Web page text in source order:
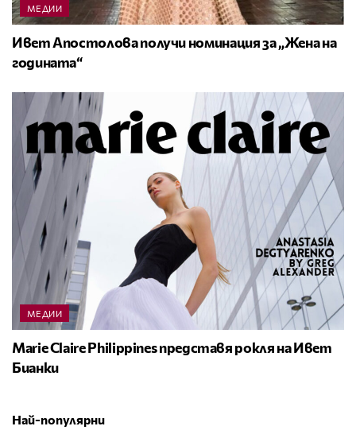
МЕДИИ
Ивет Апостолова получи номинация за „Жена на
годината“
МЕДИИ
Marie Claire Philippines представя рокля на Ивет
Бианки
Най-популярни